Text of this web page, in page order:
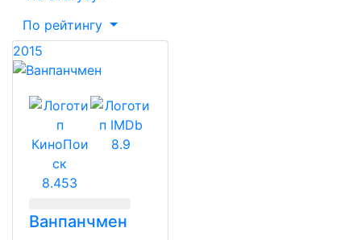
По рейтингу
2015
8.453
8.9
Ванпанчмен